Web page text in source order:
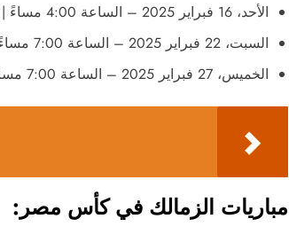
الأحد، 16 فبراير 2025 – الساعة 4:00 مساءً | الزمالك × بتروجيت
السبت، 22 فبراير 2025 – الساعة 7:00 مساءً | الزمالك × الأهلي
الخميس، 27 فبراير 2025 – الساعة 7:00 مساءً | الزمالك × زد
مباريات الزمالك في كأس مصر: